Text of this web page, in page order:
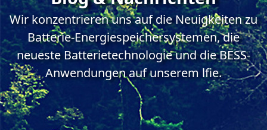
Wir konzentrieren uns auf die Neuigkeiten zu
Batterie-Energiespeichersystemen, die
neueste Batterietechnologie und die BESS-
Anwendungen auf unserem lfie.